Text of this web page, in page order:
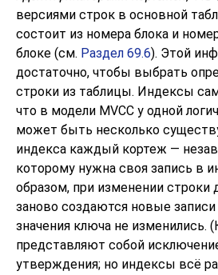
версиями строк в основной
состоит из номера блока и
блоке (см. Раздел 69.6). Этой
достаточно, чтобы выбрать
строки из таблицы. Индексы
что в модели MVCC у одной
может быть несколько
индекса каждый кортеж —
которому нужна своя запись в
образом, при изменении строки
заново создаются новые
значения ключа не изменились.
представляют собой
утверждения; но индексы всё